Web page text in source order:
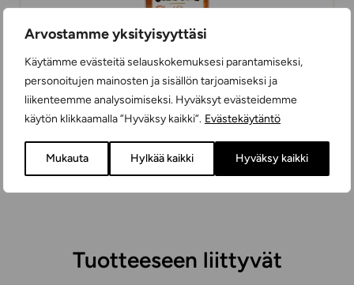
Arvostamme yksityisyyttäsi
Käytämme evästeitä selauskokemuksesi parantamiseksi,
personoitujen mainosten ja sisällön tarjoamiseksi ja
liikenteemme analysoimiseksi. Hyväksyt evästeidemme
käytön klikkaamalla ”Hyväksy kaikki”. Evästekäytäntö
Mukauta Hylkää kaikki Hyväksy kaikki
Gibson’s Blood Orange Gin
Tuotteeseen liittyvät